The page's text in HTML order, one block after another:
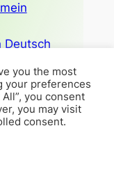
Deutsch
you the most
your preferences
you consent
you may visit
consent.